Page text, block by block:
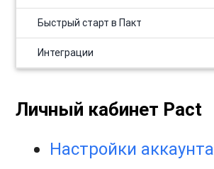
Быстрый старт в Пакт
Интеграции
Личный кабинет Pact
Настройки аккаунта